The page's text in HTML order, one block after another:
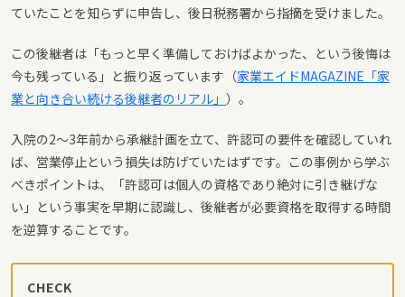
ていたことを知らずに申告し、後日税務署から指摘を受けました。
この後継者は「もっと早く準備しておけばよかった、という後悔は
今も残っている」と振り返っています（家業エイドMAGAZINE「家
業と向き合い続ける後継者のリアル」 ）。
入院の2〜3年前から承継計画を立て、許認可の要件を確認していれ
ば、営業停止という損失は防げていたはずです。この事例から学ぶ
べきポイントは、「許認可は個人の資格であり絶対に引き継げな
い」という事実を早期に認識し、後継者が必要資格を取得する時間
を逆算することです。
CHECK